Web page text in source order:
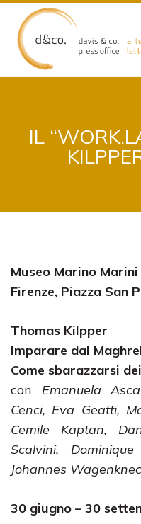
content
IL
Museo Marino Marini
Firenze, Piazza San
Thomas Kilpper
Imparare dal
Come sbarazzarsi
con Emanuela
Cenci, Eva Geatti,
Cemile Kaptan,
Scalvini,
Johannes
30 giugno – 30